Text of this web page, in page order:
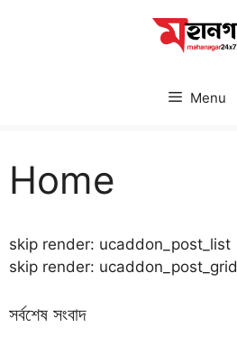
Menu
Home
skip render: ucaddon_post_list
skip render: ucaddon_post_grid
সর্বশেষ সংবাদ